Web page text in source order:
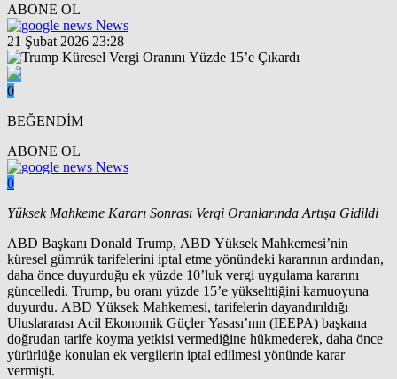
ABONE OL
News
21 Şubat 2026 23:28
0
BEĞENDİM
ABONE OL
News
0
Yüksek Mahkeme Kararı Sonrası Vergi Oranlarında Artışa Gidildi
ABD Başkanı Donald Trump, ABD Yüksek Mahkemesi’nin
küresel gümrük tarifelerini iptal etme yönündeki kararının ardından,
daha önce duyurduğu ek yüzde 10’luk vergi uygulama kararını
güncelledi. Trump, bu oranı yüzde 15’e yükselttiğini kamuoyuna
duyurdu. ABD Yüksek Mahkemesi, tarifelerin dayandırıldığı
Uluslararası Acil Ekonomik Güçler Yasası’nın (IEEPA) başkana
doğrudan tarife koyma yetkisi vermediğine hükmederek, daha önce
yürürlüğe konulan ek vergilerin iptal edilmesi yönünde karar
vermişti.